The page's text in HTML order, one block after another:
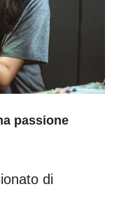
passione
di